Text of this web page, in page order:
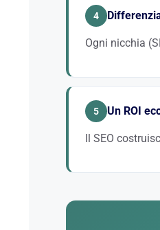
4
Ogni nicchia
Piuttosto che
5
Un ROI
Il SEO
A differenza